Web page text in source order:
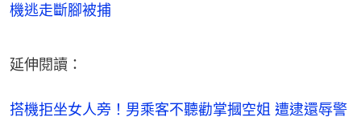
機逃走斷腳被捕
延伸閱讀：
搭機拒坐女人旁！男乘客不聽勸掌摑空姐 遭逮還辱警